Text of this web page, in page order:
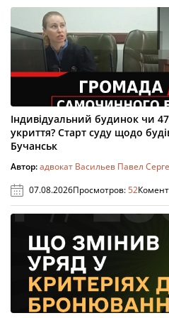
Індивідуальний будинок чи
укриття? Старт суду щодо
Бучанськ
Автор:адвокат Васильев Павел
07.08.2026Просмотров:52